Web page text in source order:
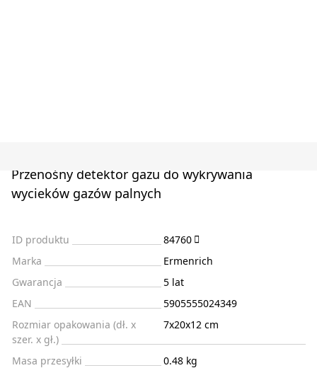
Przenośny detektor gazu do wykrywania
wycieków gazów palnych
ID produktu
84760
Marka
Ermenrich
Gwarancja
5 lat
EAN
5905555024349
Rozmiar opakowania (dł. x
szer. x gł.)
7x20x12 cm
Masa przesyłki 0.48 kg